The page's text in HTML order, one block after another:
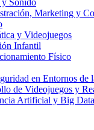
y Sonido
Marketing y
y Videojuegos
Infantil
Físico
en Entornos de
de Videojuegos y
Artificial y Big Data